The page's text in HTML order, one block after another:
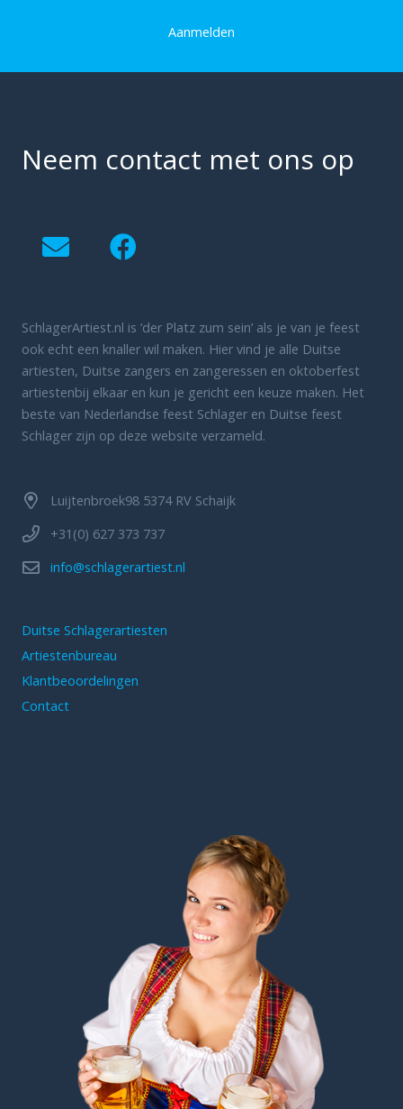
Aanmelden
Neem contact met ons op
SchlagerArtiest.nl is ‘der Platz zum sein’ als je van je feest
ook echt een knaller wil maken. Hier vind je alle Duitse
artiesten, Duitse zangers en zangeressen en oktoberfest
artiestenbij elkaar en kun je gericht een keuze maken. Het
beste van Nederlandse feest Schlager en Duitse feest
Schlager zijn op deze website verzameld.
Luijtenbroek98 5374 RV Schaijk
+31(0) 627 373 737
info@schlagerartiest.nl
Duitse Schlagerartiesten
Artiestenbureau
Klantbeoordelingen
Contact